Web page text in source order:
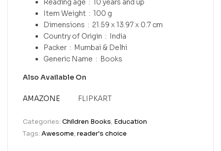
Reading age ‏ : ‎ 10 years and up
Item Weight ‏ : ‎ 100 g
Dimensions ‏ : ‎ 21.59 x 13.97 x 0.7 cm
Country of Origin ‏ : ‎ India
Packer ‏ : ‎ Mumbai & Delhi
Generic Name ‏ : ‎ Books
Also Available On
AMAZONE FLIPKART
Categories: Children Books, Education
Tags: Awesome,reader's choice